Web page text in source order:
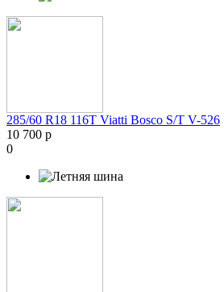
285/60 R18 116T Viatti Bosco S/T V-526
10 700 р
0